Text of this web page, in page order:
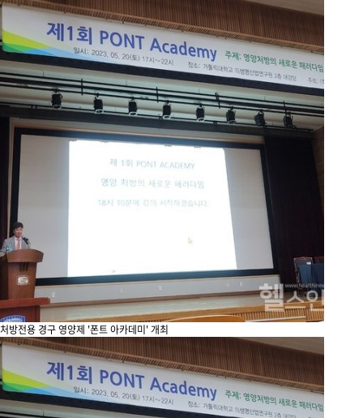
처방전용 경구 영양제 '폰트 아카데미' 개최